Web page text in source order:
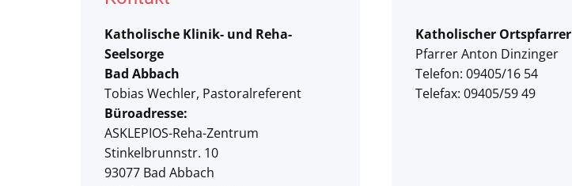
Katholische Klinik- und Reha-
Seelsorge
Bad Abbach
Tobias Wechler, Pastoralreferent
Büroadresse:
ASKLEPIOS-Reha-Zentrum
Stinkelbrunnstr. 10
93077 Bad Abbach
Katholischer Ortspfarrer
Pfarrer Anton Dinzinger
Telefon: 09405/16 54
Telefax: 09405/59 49